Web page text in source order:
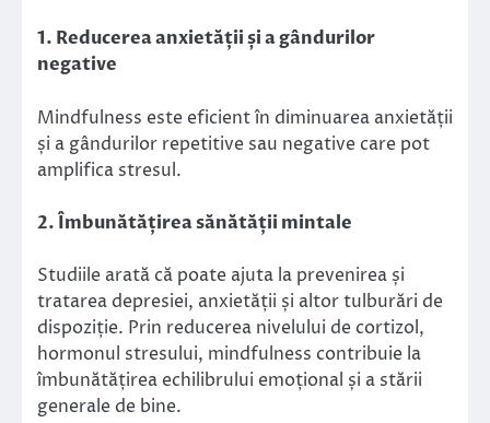
1. Reducerea anxietății și a gândurilor
negative
Mindfulness este eficient în diminuarea anxietății
și a gândurilor repetitive sau negative care pot
amplifica stresul.
2. Îmbunătățirea sănătății mintale
Studiile arată că poate ajuta la prevenirea și
tratarea depresiei, anxietății și altor tulburări de
dispoziție. Prin reducerea nivelului de cortizol,
hormonul stresului, mindfulness contribuie la
îmbunătățirea echilibrului emoțional și a stării
generale de bine.